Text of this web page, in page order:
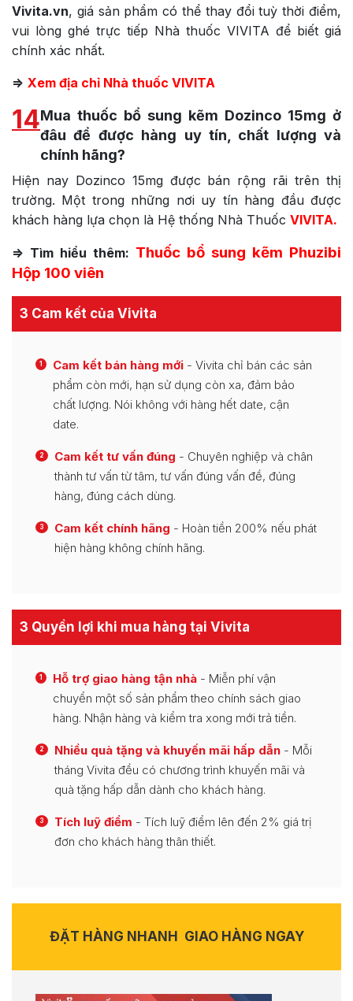
Vivita.vn, giá sản phẩm có thể thay đổi tuỳ thời điểm,
vui lòng ghé trực tiếp Nhà thuốc VIVITA để biết giá
chính xác nhất.
=> Xem địa chỉ Nhà thuốc VIVITA
14Mua thuốc bổ sung kẽm Dozinco 15mg ở
đâu để được hàng uy tín, chất lượng và
chính hãng?
Hiện nay Dozinco 15mg được bán rộng rãi trên thị
trường. Một trong những nơi uy tín hàng đầu được
khách hàng lựa chọn là Hệ thống Nhà Thuốc VIVITA.
=> Tìm hiểu thêm: Thuốc bổ sung kẽm Phuzibi
Hộp 100 viên
3 Cam kết của Vivita
1 Cam kết bán hàng mới - Vivita chỉ bán các sản
phẩm còn mới, hạn sử dụng còn xa, đảm bảo
chất lượng. Nói không với hàng hết date, cận
date.
2 Cam kết tư vấn đúng - Chuyên nghiệp và chân
thành tư vấn từ tâm, tư vấn đúng vấn đề, đúng
hàng, đúng cách dùng.
3 Cam kết chính hãng - Hoàn tiền 200% nếu phát
hiện hàng không chính hãng.
3 Quyền lợi khi mua hàng tại Vivita
1 Hỗ trợ giao hàng tận nhà - Miễn phí vận
chuyển một số sản phẩm theo chính sách giao
hàng. Nhận hàng và kiểm tra xong mới trả tiền.
2 Nhiều quà tặng và khuyến mãi hấp dẫn - Mỗi
tháng Vivita đều có chương trình khuyến mãi và
quà tặng hấp dẫn dành cho khách hàng.
3 Tích luỹ điểm - Tích luỹ điểm lên đến 2% giá trị
đơn cho khách hàng thân thiết.
ĐẶT HÀNG NHANH GIAO HÀNG NGAY